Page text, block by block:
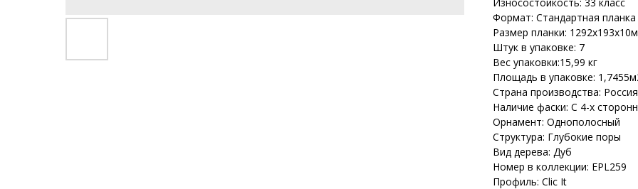
Формат: Стандартная планка
Размер планки:
Штук в упаковке: 7
Вес упаковки:15,99 кг
Площадь в упаковке:
Страна производства: Россия
Наличие фаски: С 4-х
Орнамент: Однополосный
Структура: Глубокие поры
Вид дерева: Дуб
Номер в коллекции: EPL259
Профиль: Clic It